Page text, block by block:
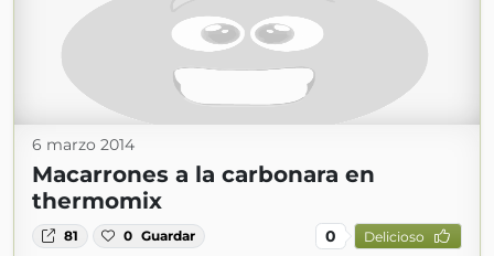
6 marzo 2014
Macarrones a la carbonara en
thermomix
81 0 Guardar 0 Delicioso